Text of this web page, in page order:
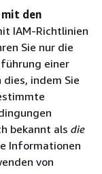
mit den
IAM-Richtlinien
Sie nur die
einer
indem Sie
bekannt als die
Informationen
von